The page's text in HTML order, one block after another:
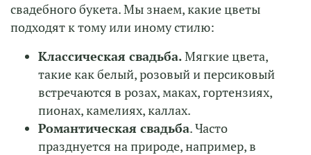
свадебного букета. Мы знаем, какие цветы
подходят к тому или иному стилю:
Классическая свадьба.Мягкие цвета,
такие как белый, розовый и персиковый
встречаются в розах, маках, гортензиях,
пионах, камелиях, каллах.
Романтическая свадьба. Часто
празднуется на природе, например, в